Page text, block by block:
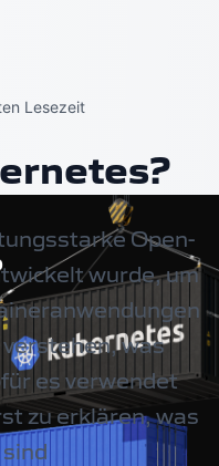
Lesezeit
Open-
wurde, um
was
es verwendet
zu erklären, was